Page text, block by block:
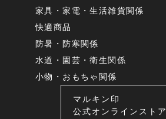
家具・家電・生活雑貨関係
快適商品
防暑・防寒関係
水道・園芸・衛生関係
小物・おもちゃ関係
マルキン印
公式オンラインストア